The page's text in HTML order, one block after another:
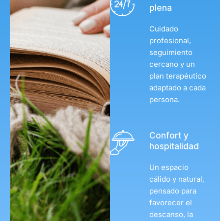
plena
Cuidado
profesional,
seguimiento
cercano y un
plan terapéutico
adaptado a cada
persona.
Confort y
hospitalidad
Un espacio
cálido y natural,
pensado para
favorecer el
descanso, la